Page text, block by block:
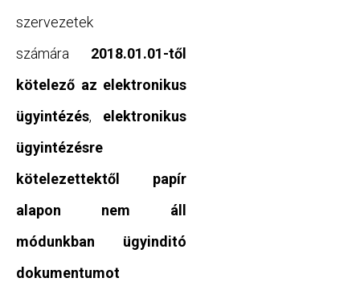
szervezetek
számára 2018.01.01-től
kötelező az elektronikus
ügyintézés, elektronikus
ügyintézésre
kötelezettektől papír
alapon nem áll
módunkban ügyinditó
dokumentumot